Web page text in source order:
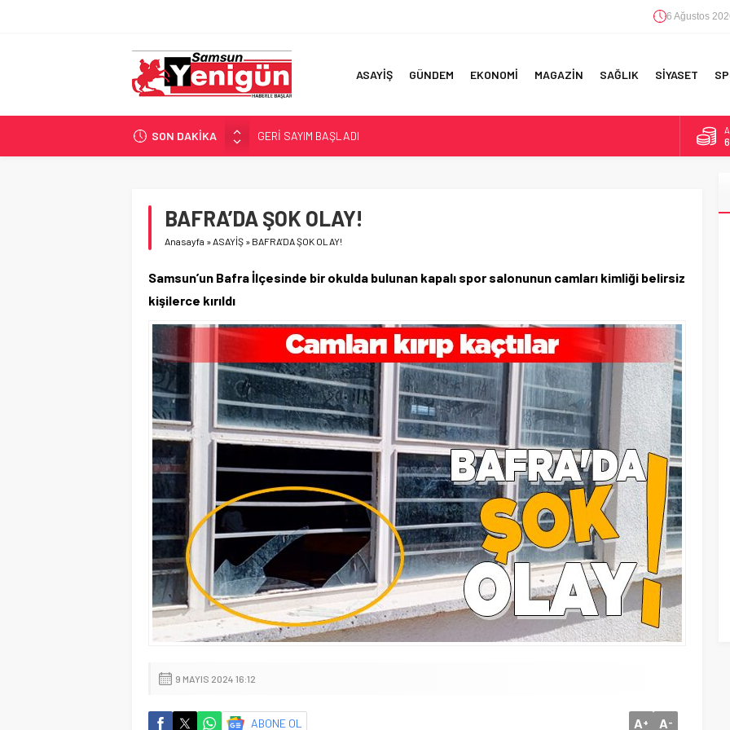
6 Ağustos
ASAYİŞ GÜNDEM EKONOMİ MAGAZİN SAĞLIK SİYASET
SON DAKİKA
GERİ SAYIM BAŞLADI
SAMSUNSPOR’DA HEDEF 5’İNCİLİK!
İŞTE FINDIK FİYATI!
YÖNETİCİ SEÇERKEN YAPILAN EN BÜYÜK HATALAR
BAFRA’DA ŞOK OLAY!
Anasayfa »ASAYİŞ » BAFRA’DA ŞOK OLAY!
Samsun’un Bafra İlçesinde bir okulda bulunan kapalı spor salonunun camları kimliği belirsiz
kişilerce kırıldı
9 MAYIS 2024 16:12
ABONE OL A+ A-